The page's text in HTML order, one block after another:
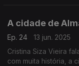
A cidade de
Ep. 24
13 jun. 2025
Cristina Siza Vieira
com muita história, a